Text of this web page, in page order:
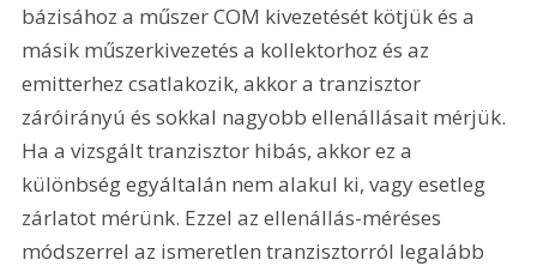
bázisához a műszer COM kivezetését kötjük és a
másik műszerkivezetés a kollektorhoz és az
emitterhez csatlakozik, akkor a tranzisztor
záróirányú és sokkal nagyobb ellenállásait mérjük.
Ha a vizsgált tranzisztor hibás, akkor ez a
különbség egyáltalán nem alakul ki, vagy esetleg
zárlatot mérünk. Ezzel az ellenállás-méréses
módszerrel az ismeretlen tranzisztorról legalább